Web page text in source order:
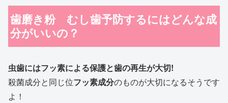
歯磨き粉 むし歯予防するにはどんな成
分がいいの？
虫歯にはフッ素による保護と歯の再生が大切!
殺菌成分と同じ位フッ素成分のものが大切になるそうです
よ！